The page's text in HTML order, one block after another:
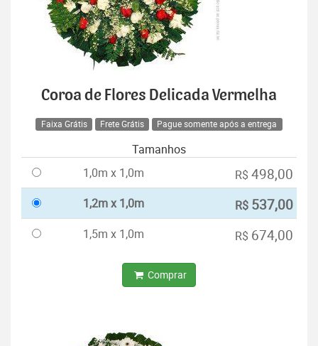
Coroa de Flores Delicada Vermelha
Faixa Grátis Frete Grátis Pague somente após a entrega
Tamanhos
1,0m x 1,0m
R$ 498,00
1,2m x 1,0m R$ 537,00
1,5m x 1,0m R$ 674,00
Comprar